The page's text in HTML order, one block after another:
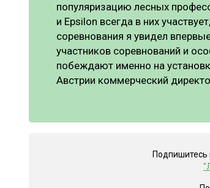
популяризацию лесных
и Epsilon всегда в них
соревнования я увидел
участников соревнований и
побеждают именно на
Австрии коммерческий
Подпишитесь